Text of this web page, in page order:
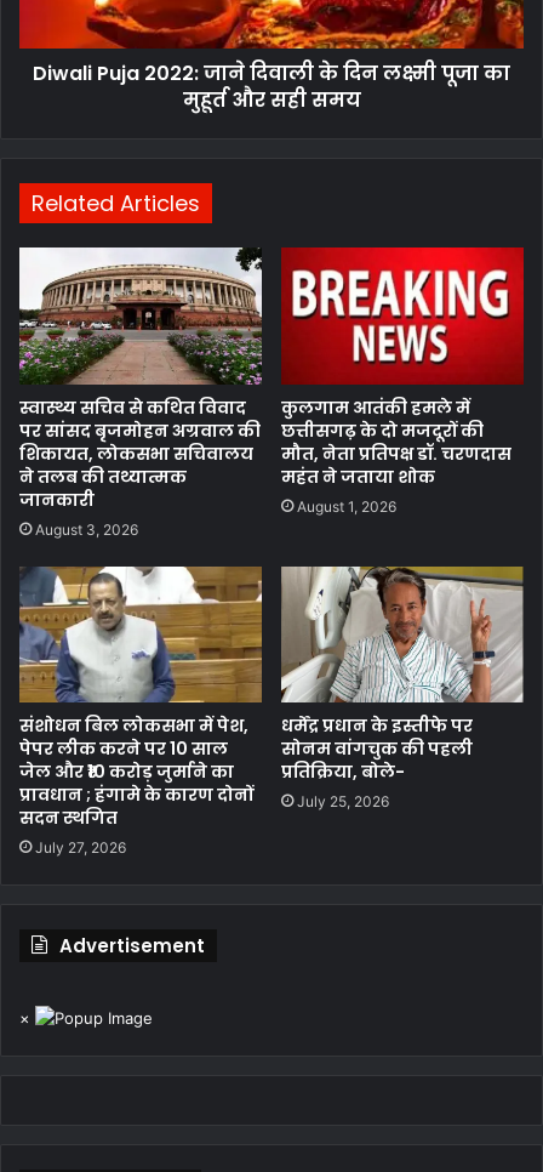
Diwali Puja 2022: जाने दिवाली के दिन लक्ष्मी पूजा का
मुहूर्त और सही समय
Related Articles
स्वास्थ्य सचिव से कथित विवाद
पर सांसद बृजमोहन अग्रवाल की
शिकायत, लोकसभा सचिवालय
ने तलब की तथ्यात्मक
जानकारी
August 3, 2026
कुलगाम आतंकी हमले में
छत्तीसगढ़ के दो मजदूरों की
मौत, नेता प्रतिपक्ष डॉ. चरणदास
महंत ने जताया शोक
August 1, 2026
संशोधन बिल लोकसभा में पेश,
पेपर लीक करने पर 10 साल
जेल और ₹10 करोड़ जुर्माने का
प्रावधान ; हंगामे के कारण दोनों
सदन स्थगित
July 27, 2026
धर्मेंद्र प्रधान के इस्तीफे पर
सोनम वांगचुक की पहली
प्रतिक्रिया, बोले-
July 25, 2026
Advertisement
×